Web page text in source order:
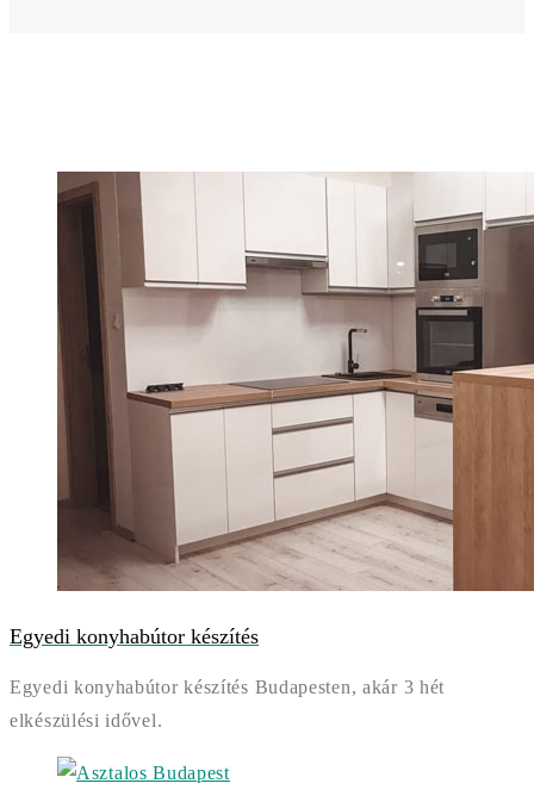
Egyedi konyhabútor készítés
Egyedi konyhabútor készítés Budapesten, akár 3 hét
elkészülési idővel.